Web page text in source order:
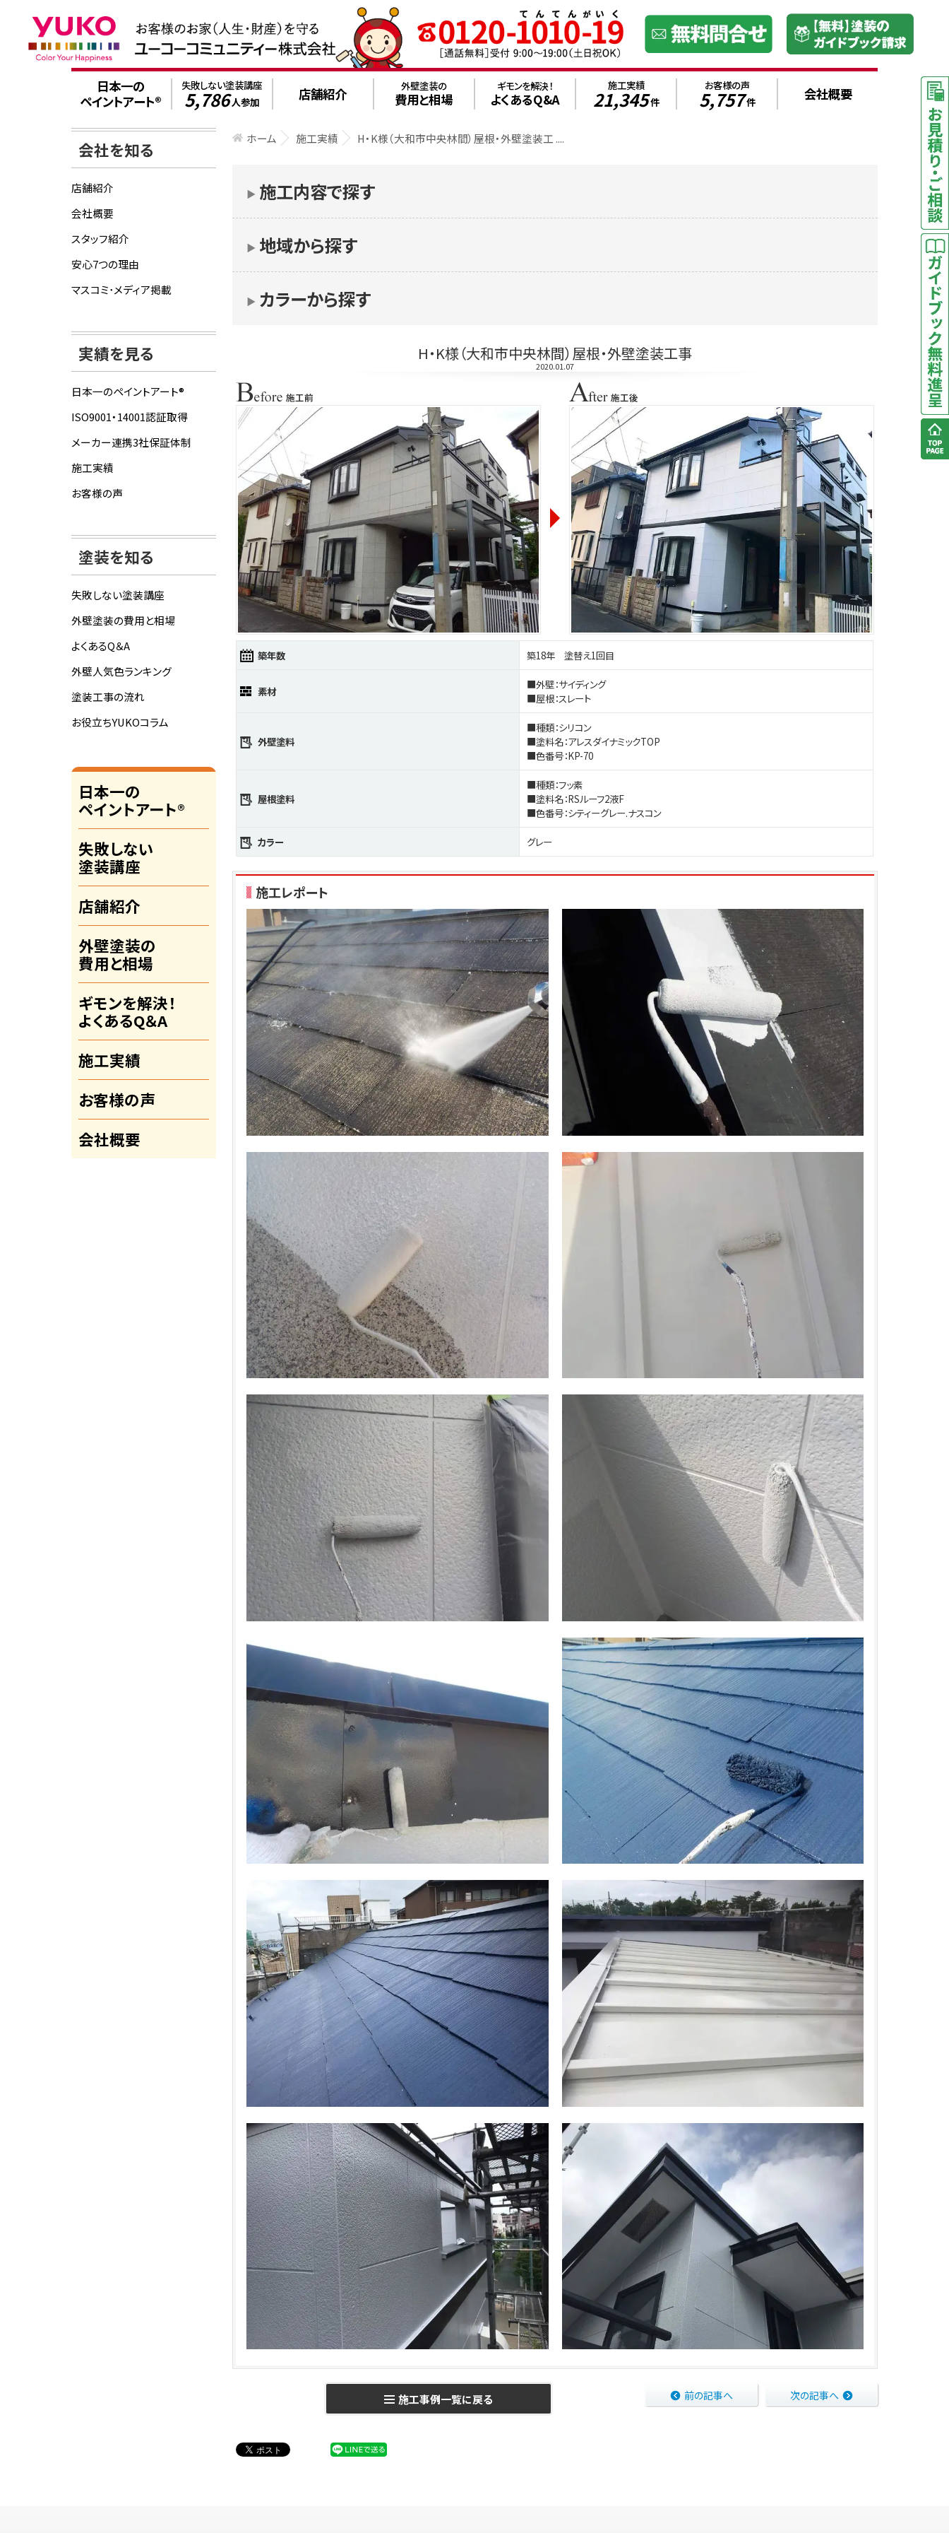
日本一の
ペイントアート®
失敗しない塗装講座
5,786人参加 店舗紹介 外壁塗装の
費用と相場
ギモンを解決！
よくあるQ&A
施工実績
21,345件
お客様の声
5,757件 会社概要
ホーム 施工実績 H・K様（大和市中央林間）屋根・外壁塗装工 ....
▶︎ 施工内容で探す
▶︎ カラーから探す
▶︎ 地域から探す
H・K様（大和市中央林間）屋根・外壁塗装工事
2020.01.07
築年数 築18年 塗替え1回目
素材
■外壁：サイディング
■屋根：スレート
外壁塗料
■種類：シリコン
■塗料名：アレスダイナミックTOP
■色番号：KP-70
屋根塗料
■種類：フッ素
■塗料名：RSルーフ2液F
■色番号：シティーグレー.ナスコン
カラー グレー
施工レポート
次の記事へ
前の記事へ
施工事例一覧に戻る
会社を知る
店舗紹介
会社概要
スタッフ紹介
安心7つの理由
マスコミ･メディア掲載
実績を見る
日本一のペイントアート®
ISO9001・14001認証取得
メーカー連携3社保証体制
施工実績
お客様の声
塗装を知る
失敗しない塗装講座
外壁塗装の費用と相場
よくあるQ＆A
外壁人気色ランキング
塗装工事の流れ
お役立ちYUKOコラム
日本一の
ペイントアート®
失敗しない
塗装講座
店舗紹介
外壁塗装の
費用と相場
ギモンを解決！
よくあるQ＆A
施工実績
お客様の声
会社概要